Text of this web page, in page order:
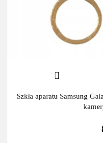
Szkła aparatu Samsung